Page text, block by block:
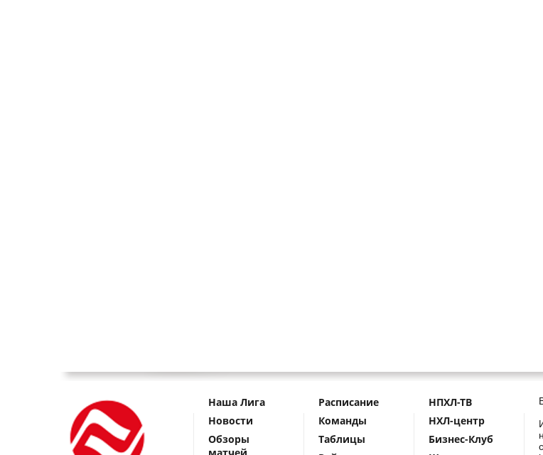
Наша Лига
Новости
Обзоры
Расписание
Команды
Таблицы
НПХЛ-ТВ
НХЛ-центр
Бизнес-Клуб